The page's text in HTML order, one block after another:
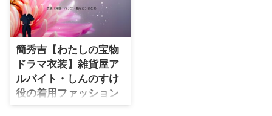
【よく検索されてる男性芸能人】
・目黒蓮
・
京本大我
・松村北斗
・
やドラマファッションのコーデを
着用シーン別・コーデ別に紹介♪
簡秀吉【わたしの宝物
ドラマ衣装】雑貨屋ア
ルバイト・しんのすけ
役の着用ファッション
全話まとめ！洋服 バッ